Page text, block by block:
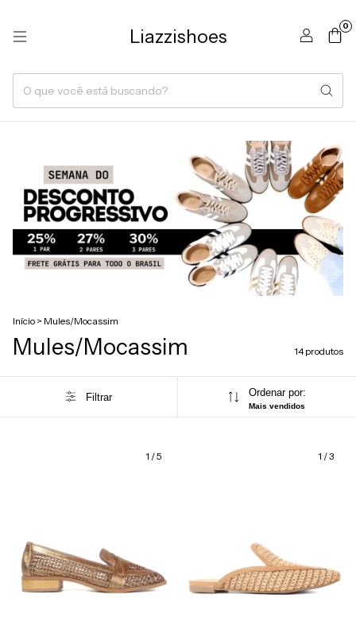
Liazzishoes 0
Início > Mules/Mocassim
Mules/Mocassim 14 produtos
Filtrar Ordenar por:
Mais vendidos
1 /5 1 /3